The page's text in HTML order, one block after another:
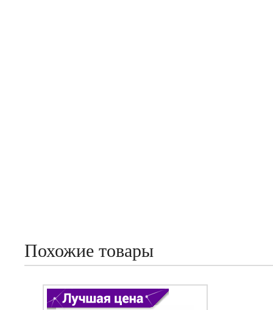
Похожие товары